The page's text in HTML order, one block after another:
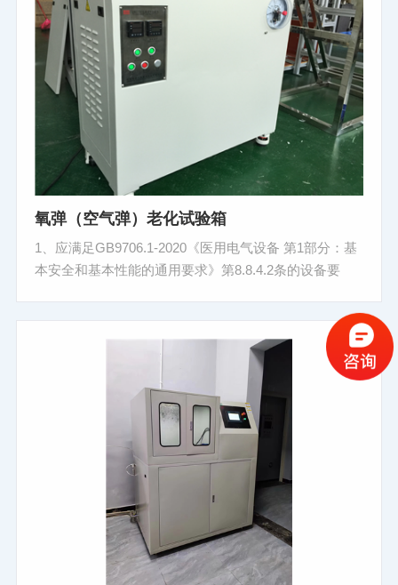
氧弹（空气弹）老化试验箱
1、应满足GB9706.1-2020《医用电气设备 第1部分：基
本安全和基本性能的通用要求》第8.8.4.2条的设备要
器的安全第 1 部分通用要求》第 22.32 条、IEC60335-
1、GB/T2951.12-2008 和 GB/T5013－2008、GB